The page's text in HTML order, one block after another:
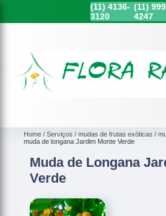
(11) 4136-
3120
(11)
4247
Home Serviços mudas de frutas exóticas
muda de longana Jardim Monte Verde
Muda de Longana
Verde